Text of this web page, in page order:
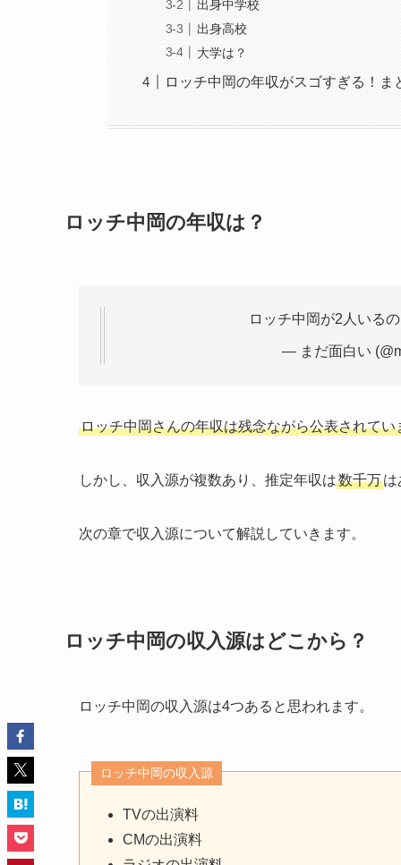
出身中学校
出身高校
大学は？
ロッチ中岡の年収がスゴすぎる！ま
ロッチ中岡の年収は？
ロッチ中岡が2人いる
— まだ面白い
ロッチ中岡さんの年収は残念ながら公表されてい
しかし、収入源が複数あり、推定年収は 数千万
次の章で収入源について解説していきます。
ロッチ中岡の収入源はどこから？
ロッチ中岡の収入源は4つあると思われます。
ロッチ中岡の収入源
TVの出演料
CMの出演料
ラジオの出演料